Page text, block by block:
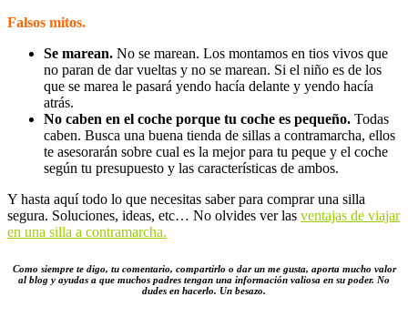
Falsos mitos.
Se marean. No se marean. Los montamos en tios vivos que
no paran de dar vueltas y no se marean. Si el niño es de los
que se marea le pasará yendo hacía delante y yendo hacía
atrás.
No caben en el coche porque tu coche es pequeño. Todas
caben. Busca una buena tienda de sillas a contramarcha, ellos
te asesorarán sobre cual es la mejor para tu peque y el coche
según tu presupuesto y las características de ambos.
Y hasta aquí todo lo que necesitas saber para comprar una silla
segura. Soluciones, ideas, etc… No olvides ver las ventajas de viajar
en una silla a contramarcha.
Como siempre te digo, tu comentario, compartirlo o dar un me gusta, aporta mucho valor
al blog y ayudas a que muchos padres tengan una información valiosa en su poder. No
dudes en hacerlo. Un besazo.